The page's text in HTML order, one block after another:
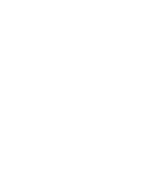
집합투자규약
안내 드립니다.